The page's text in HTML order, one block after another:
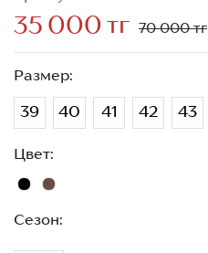
35 000 тг 70 000 тг
Размер:
39 40 41 42 43
Цвет:
Сезон: